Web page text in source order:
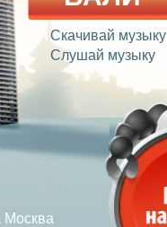
Скачивай музыку
Слушай музыку
Москва